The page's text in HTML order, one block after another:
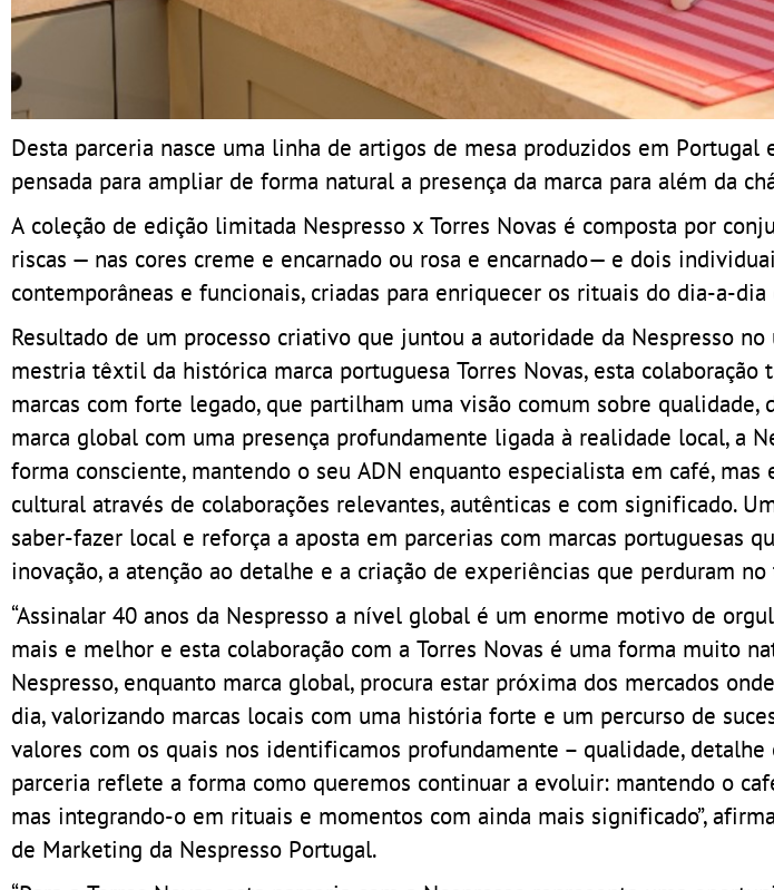
Desta parceria nasce uma linha de artigos de mesa produzidos em Portugal
pensada para ampliar de forma natural a presença da marca para além da
A coleção de edição limitada Nespresso x Torres Novas é composta por
riscas — nas cores creme e encarnado ou rosa e encarnado— e dois
contemporâneas e funcionais, criadas para enriquecer os rituais do dia-a-
Resultado de um processo criativo que juntou a autoridade da Nespresso
mestria têxtil da histórica marca portuguesa Torres Novas, esta colaboração
marcas com forte legado, que partilham uma visão comum sobre qualidade,
marca global com uma presença profundamente ligada à realidade local, a
forma consciente, mantendo o seu ADN enquanto especialista em café,
cultural através de colaborações relevantes, autênticas e com significado.
saber-fazer local e reforça a aposta em parcerias com marcas portuguesas
inovação, a atenção ao detalhe e a criação de experiências que perduram
“Assinalar 40 anos da Nespresso a nível global é um enorme motivo de
mais e melhor e esta colaboração com a Torres Novas é uma forma muito
Nespresso, enquanto marca global, procura estar próxima dos mercados
dia, valorizando marcas locais com uma história forte e um percurso de
valores com os quais nos identificamos profundamente – qualidade, detalhe
parceria reflete a forma como queremos continuar a evoluir: mantendo o
mas integrando-o em rituais e momentos com ainda mais significado”,
de Marketing da Nespresso Portugal.